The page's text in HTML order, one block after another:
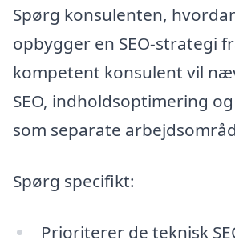
Spørg konsulenten,
opbygger en SEO-strategi
kompetent konsulent vil
SEO, indholdsoptimering
som separate
Spørg specifikt:
Prioriterer de teknisk